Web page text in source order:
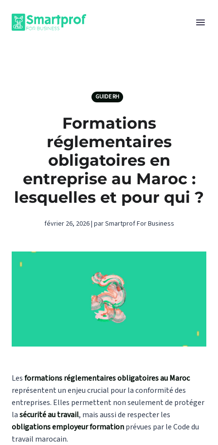
GUIDE RH
Formations
réglementaires
obligatoires en
entreprise au Maroc :
lesquelles et pour qui ?
février 26, 2026 | par Smartprof For Business
Lesformations réglementaires obligatoires au Maroc
représentent un enjeu crucial pour la conformité des
entreprises. Elles permettent non seulement de protéger
lasécurité au travail, mais aussi de respecter les
obligations employeur formationprévues par le Code du
travail marocain.